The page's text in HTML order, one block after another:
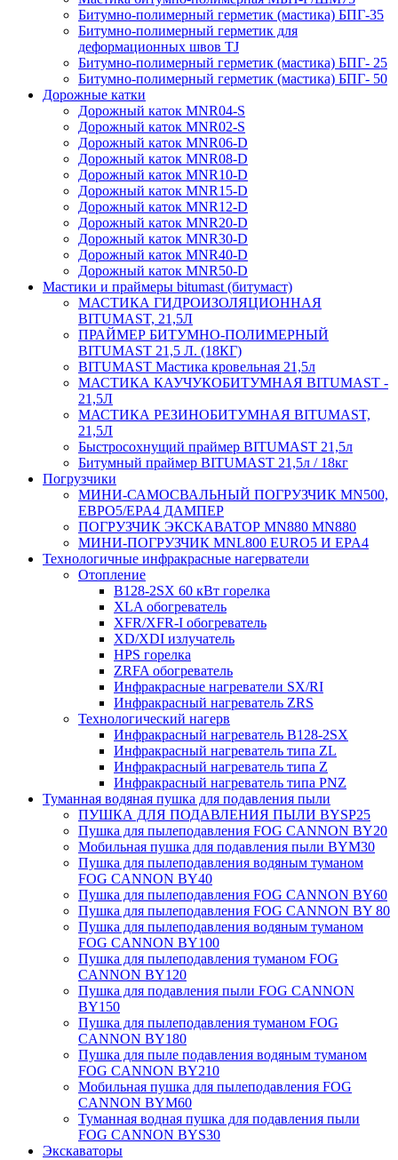
Битумно-полимерный герметик (мастика) БПГ-35
Битумно-полимерный герметик для
деформационных швов TJ
Битумно-полимерный герметик (мастика) БПГ- 25
Битумно-полимерный герметик (мастика) БПГ- 50
Дорожные катки
Дорожный каток MNR04-S
Дорожный каток MNR02-S
Дорожный каток MNR06-D
Дорожный каток MNR08-D
Дорожный каток MNR10-D
Дорожный каток MNR15-D
Дорожный каток MNR12-D
Дорожный каток MNR20-D
Дорожный каток MNR30-D
Дорожный каток MNR40-D
Дорожный каток MNR50-D
Мастики и праймеры bitumast (битумаст)
МАСТИКА ГИДРОИЗОЛЯЦИОННАЯ
BITUMAST, 21,5Л
ПРАЙМЕР БИТУМНО-ПОЛИМЕРНЫЙ
BITUMAST 21,5 Л. (18КГ)
BITUMAST Мастика кровельная 21,5л
МАСТИКА КАУЧУКОБИТУМНАЯ BITUMAST -
21,5Л
МАСТИКА РЕЗИНОБИТУМНАЯ BITUMAST,
21,5Л
Быстросохнущий праймер BITUMAST 21,5л
Битумный праймер BITUMAST 21,5л / 18кг
Погрузчики
МИНИ-САМОСВАЛЬНЫЙ ПОГРУЗЧИК MN500,
ЕВРО5/EPA4 ДАМПЕР
ПОГРУЗЧИК ЭКСКАВАТОР MN880 MN880
МИНИ-ПОГРУЗЧИК MNL800 EURO5 И EPA4
Технологичные инфракрасные нагерватели
Отопление
B128-2SX 60 кВт горелка
XLA обогреватель
XFR/XFR-I обогреватель
XD/XDI излучатель
HPS горелка
ZRFA обогреватель
Инфракрасные нагреватели SX/RI
Инфракрасный нагреватель ZRS
Технологический нагерв
Инфракрасный нагреватель B128-2SX
Инфракрасный нагреватель типа ZL
Инфракрасный нагреватель типа Z
Инфракрасный нагреватель типа PNZ
Туманная водяная пушка для подавления пыли
ПУШКА ДЛЯ ПОДАВЛЕНИЯ ПЫЛИ BYSP25
Пушка для пылеподавления FOG CANNON BY20
Мобильная пушка для подавления пыли BYM30
Пушка для пылеподавления водяным туманом
FOG CANNON BY40
Пушка для пылеподавления FOG CANNON BY60
Пушка для пылеподавления FOG CANNON BY 80
Пушка для пылеподавления водяным туманом
FOG CANNON BY100
Пушка для пылеподавления туманом FOG
CANNON BY120
Пушка для подавления пыли FOG CANNON
BY150
Пушка для пылеподавления туманом FOG
CANNON BY180
Пушка для пыле подавления водяным туманом
FOG CANNON BY210
Мобильная пушка для пылеподавления FOG
CANNON BYM60
Туманная водная пушка для подавления пыли
FOG CANNON BYS30
Экскаваторы